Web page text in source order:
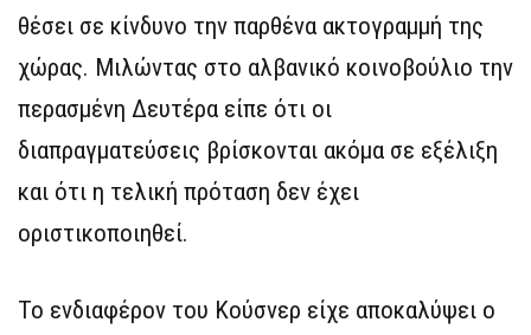
θέσει σε κίνδυνο την παρθένα ακτογραμμή της
χώρας. Μιλώντας στο αλβανικό κοινοβούλιο την
περασμένη Δευτέρα είπε ότι οι
διαπραγματεύσεις βρίσκονται ακόμα σε εξέλιξη
και ότι η τελική πρόταση δεν έχει
οριστικοποιηθεί.
Το ενδιαφέρον του Κούσνερ είχε αποκαλύψει ο